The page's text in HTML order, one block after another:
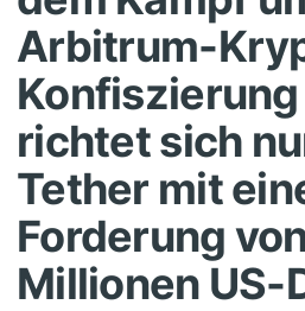
Arbitrum-
richtet sich
Tether mit
Forderung
Millionen US-